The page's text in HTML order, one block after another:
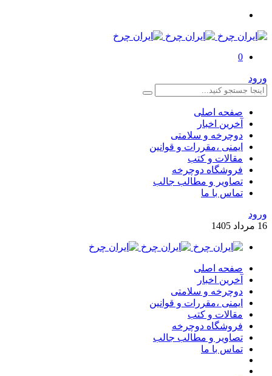
0
ورود
صفحه اصلی
آخرین اخبار
دوچرخه و سلامتی
ایمنی ،مقررات و قوانین
مقالات و کتب
فروشگاه دوچرخه
تصاویر و مطالب جالب
تماس با ما
ورود
16 مرداد 1405
صفحه اصلی
آخرین اخبار
دوچرخه و سلامتی
ایمنی ،مقررات و قوانین
مقالات و کتب
فروشگاه دوچرخه
تصاویر و مطالب جالب
تماس با ما